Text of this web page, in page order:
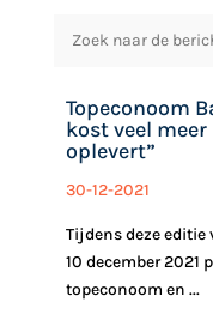
Topeconoom
kost veel
oplevert”
30-12-2021
Tijdens deze
10 december 2021
topeconoom en ...